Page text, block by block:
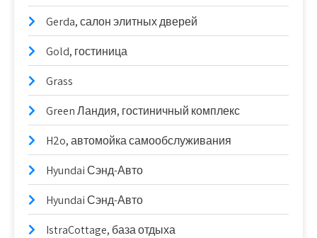
Gerda, салон элитных дверей
Gold, гостиница
Grass
Green Ландия, гостиничный комплекс
H2o, автомойка самообслуживания
Hyundai Сэнд-Авто
Hyundai Сэнд-Авто
IstraCottage, база отдыха